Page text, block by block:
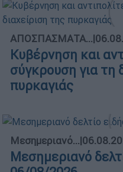
ΑΠΟΣΠΑΣΜΑΤΑ...|
Κυβέρνηση και
σύγκρουση για τη
πυρκαγιάς
Μεσημεριανό...|
Μεσημεριανό